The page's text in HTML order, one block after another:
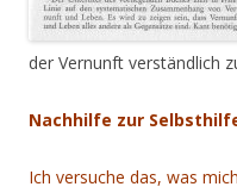
der Vernunft verständlich
Nachhilfe zur
Ich versuche das, was